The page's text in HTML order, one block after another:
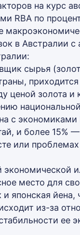
на курс
RBA по
в Австралии
сырья
ценой золота и
с
и более 15%
или
место для
японская йена,
из-за
ее